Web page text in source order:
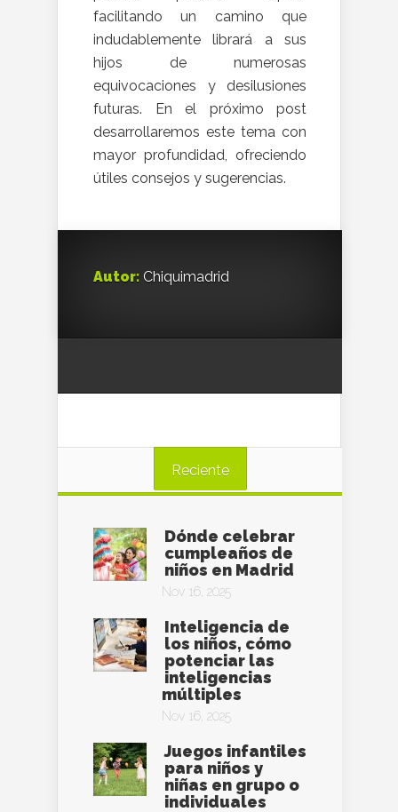
facilitando un camino que
indudablemente librará a sus
hijos de numerosas
equivocaciones y desilusiones
futuras. En el próximo post
desarrollaremos este tema con
mayor profundidad, ofreciendo
útiles consejos y sugerencias.
Autor: Chiquimadrid
Reciente
Dónde celebrar
cumpleaños de
niños en Madrid
Nov 16, 2025
Inteligencia de
los niños, cómo
potenciar las
inteligencias
múltiples
Nov 16, 2025
Juegos infantiles
para niños y
niñas en grupo o
individuales